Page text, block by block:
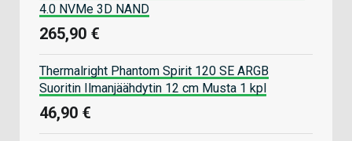
4.0 NVMe 3D NAND
265,90 €
Thermalright Phantom Spirit 120 SE ARGB
Suoritin Ilmanjäähdytin 12 cm Musta 1 kpl
46,90 €